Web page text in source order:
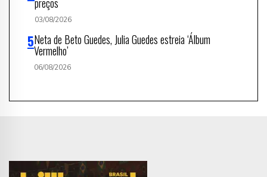
preços
03/08/2026
Neta de Beto Guedes, Julia Guedes estreia ‘Álbum
Vermelho’
06/08/2026